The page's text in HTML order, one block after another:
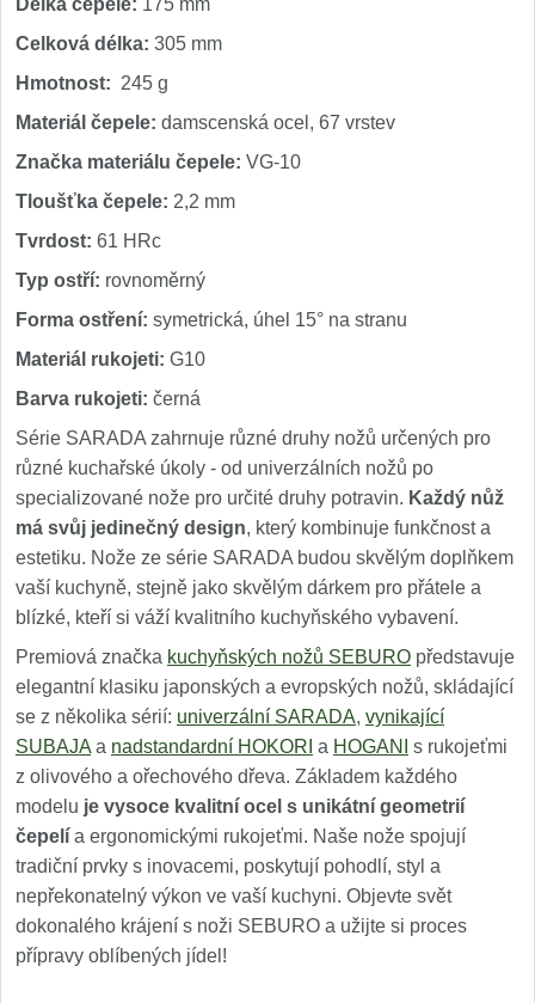
Délka čepele: 175 mm
Celková délka: 305 mm
Hmotnost: 245 g
Materiál čepele: damscenská ocel, 67 vrstev
Značka materiálu čepele: VG-10
Tloušťka čepele: 2,2 mm
Tvrdost: 61 HRc
Typ ostří: rovnoměrný
Forma ostření: symetrická, úhel 15° na stranu
Materiál rukojeti: G10
Barva rukojeti: černá
Série SARADA zahrnuje různé druhy nožů určených pro
různé kuchařské úkoly - od univerzálních nožů po
specializované nože pro určité druhy potravin. Každý nůž
má svůj jedinečný design, který kombinuje funkčnost a
estetiku. Nože ze série SARADA budou skvělým doplňkem
vaší kuchyně, stejně jako skvělým dárkem pro přátele a
blízké, kteří si váží kvalitního kuchyňského vybavení.
Premiová značka kuchyňských nožů SEBURO představuje
elegantní klasiku japonských a evropských nožů, skládající
se z několika sérií: univerzální SARADA, vynikající
SUBAJA a nadstandardní HOKORI a HOGANI
s rukojeťmi
z olivového a ořechového dřeva. Základem každého
modelu je vysoce kvalitní ocel s unikátní geometrií
čepelí a ergonomickými rukojeťmi. Naše nože spojují
tradiční prvky s inovacemi, poskytují pohodlí, styl a
nepřekonatelný výkon ve vaší kuchyni. Objevte svět
dokonalého krájení s noži SEBURO a užijte si proces
přípravy oblíbených jídel!